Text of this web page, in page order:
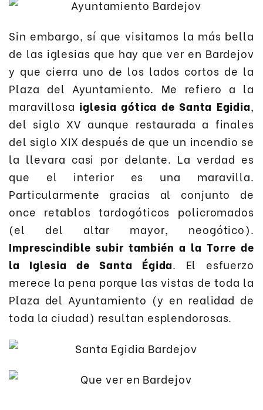
Sin embargo, sí que visitamos la más bella
de las iglesias que hay que ver en Bardejov
y que cierra uno de los lados cortos de la
Plaza del Ayuntamiento. Me refiero a la
maravillosa iglesia gótica de Santa Egidia,
del siglo XV aunque restaurada a finales
del siglo XIX después de que un incendio se
la llevara casi por delante. La verdad es
que el interior es una maravilla.
Particularmente gracias al conjunto de
once retablos tardogóticos policromados
(el del altar mayor, neogótico).
Imprescindible subir también a la Torre de
la Iglesia de Santa Égida. El esfuerzo
merece la pena porque las vistas de toda la
Plaza del Ayuntamiento (y en realidad de
toda la ciudad) resultan esplendorosas.